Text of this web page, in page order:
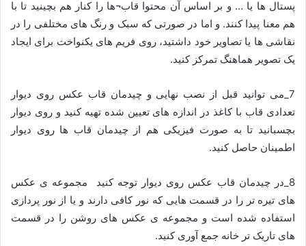
پستال ها یا … و بر اساس آن محتوا قاب¬ها را کنار هم بچینید تا با
هم معنا پیدا کنند. و اما در صورتی که سبک و رنگ های مختلفی را در
نقاشی ها یا تصاویر خود داشتید، روی فریم های یکنواخت برای ایجاد
یک تصویر هماهنگ تمرکز کنید.
7_می توانید قبل از نصب نهایی و چیدمان قاب عکس روی دیوار
تعدادی قاب با کاغذ در اندازه های تعیین شده تهیه کنید و روی دیوار
بچسبانید تا به صورت فیزیکی هم از چیدمان قاب ها روی دیوار
اطمینان حاصل کنید.
8_در چیدمان قاب عکس روی دیوار توجه کنید مجموعه ی عکس
های تیره تر را در قسمت هایی که نور کافی دارند و یا از نور پردازی
استفاده شده است و مجموعه ی عکس های روشن را در قسمت
های تاریک تر خانه جمع آوری کنید.